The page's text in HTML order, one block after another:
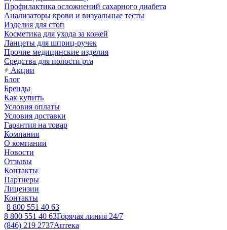
Профилактика осложнений сахарного диабета
Анализаторы крови и визуальные тесты
Изделия для стоп
Косметика для ухода за кожей
Ланцеты для шприц-ручек
Прочие медицинские изделия
Средства для полости рта
Акции
Блог
Бренды
Как купить
Условия оплаты
Условия доставки
Гарантия на товар
Компания
О компании
Новости
Отзывы
Контакты
Партнеры
Лицензии
Контакты
8 800 551 40 63
8 800 551 40 63Горячая линия 24/7
(846) 219 2737Аптека